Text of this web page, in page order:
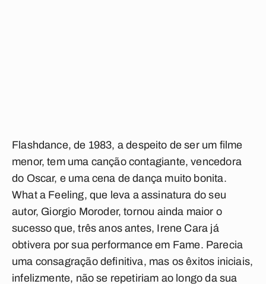
Flashdance, de 1983, a despeito de ser um filme
menor, tem uma canção contagiante, vencedora
do Oscar, e uma cena de dança muito bonita.
What a Feeling, que leva a assinatura do seu
autor, Giorgio Moroder, tornou ainda maior o
sucesso que, três anos antes, Irene Cara já
obtivera por sua performance em Fame. Parecia
uma consagração definitiva, mas os êxitos iniciais,
infelizmente, não se repetiriam ao longo da sua